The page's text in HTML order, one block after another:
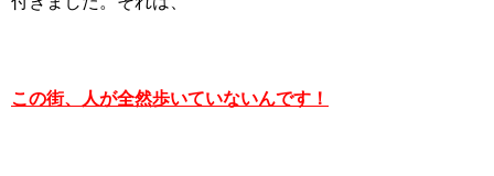
この街、人が全然歩いていないんです！